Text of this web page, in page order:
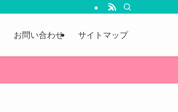
お問い合わせ サイトマップ